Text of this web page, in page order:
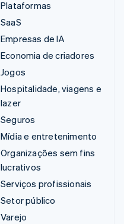
Plataformas
SaaS
Empresas de IA
Economia de criadores
Jogos
Hospitalidade, viagens e
lazer
Seguros
Mídia e entretenimento
Organizações sem fins
lucrativos
Serviços profissionais
Setor público
Varejo